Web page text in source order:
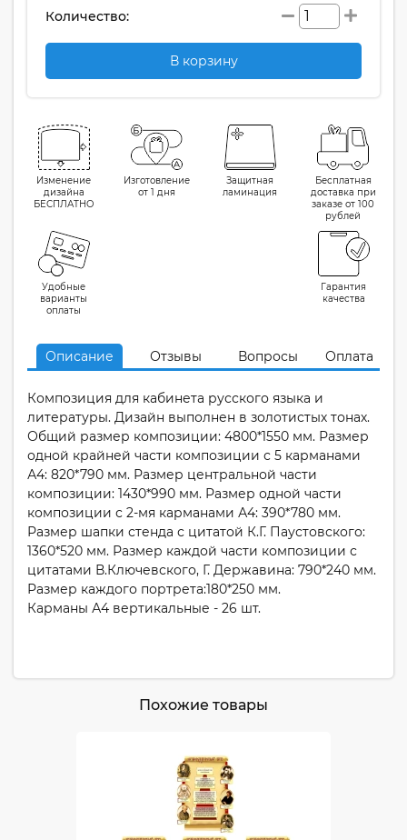
Количество:
В корзину
Изменение
дизайна
БЕСПЛАТНО
Изготовление
от 1 дня
Защитная
ламинация
Бесплатная
доставка при
заказе от 100
рублей
Удобные
варианты
оплаты
Гарантия
качества
Описание Отзывы Вопросы Оплата
Композиция для кабинета русского языка и
литературы. Дизайн выполнен в золотистых тонах.
Общий размер композиции: 4800*1550 мм. Размер
одной крайней части композиции с 5 карманами
А4: 820*790 мм. Размер центральной части
композиции: 1430*990 мм. Размер одной части
композиции с 2-мя карманами А4: 390*780 мм.
Размер шапки стенда с цитатой К.Г. Паустовского:
1360*520 мм. Размер каждой части композиции с
цитатами В.Ключевского, Г. Державина: 790*240 мм.
Размер каждого портрета:180*250 мм.
Карманы А4 вертикальные - 26 шт.
Похожие товары